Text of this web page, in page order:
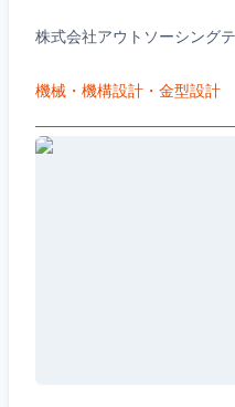
株式会社アウトソーシング
機械・機構設計・金型設計